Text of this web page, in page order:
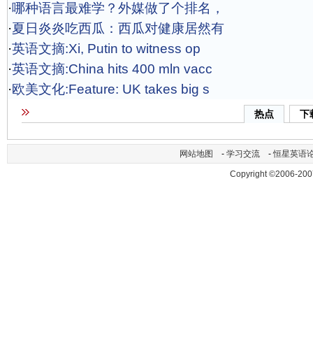
·哪种语言最难学？外媒做了个排名，
·夏日炎炎吃西瓜：西瓜对健康居然有
·英语文摘:Xi, Putin to witness op
·英语文摘:China hits 400 mln vacc
·欧美文化:Feature: UK takes big s
热点 下
网站地图 - 学习交流 -恒星英语
Copyright ©2006-